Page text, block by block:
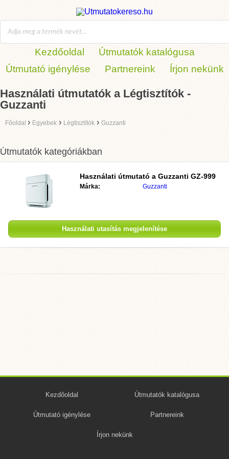
Kezdőoldal
Útmutatók katalógusa
Útmutató igénylése
Partnereink Írjon nekünk
Használati útmutatók a Légtisztítók -
Guzzanti
Főoldal › Egyebek › Légtisztítók › Guzzanti
Útmutatók kategóriákban
Használati útmutató a Guzzanti GZ-999
Márka: Guzzanti
Használati utasítás megjelenítése
Kezdőoldal Útmutatók katalógusa
Útmutató igénylése Partnereink
Írjon nekünk